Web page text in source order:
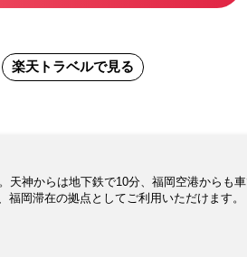
楽天トラベルで見る
天神からは地下鉄で10分、福岡空港からも
岡滞在の拠点としてご利用いただけます。